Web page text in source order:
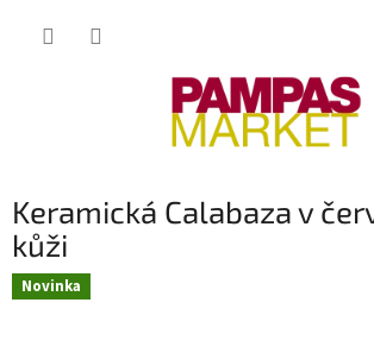
Keramická Calabaza v
kůži
Novinka